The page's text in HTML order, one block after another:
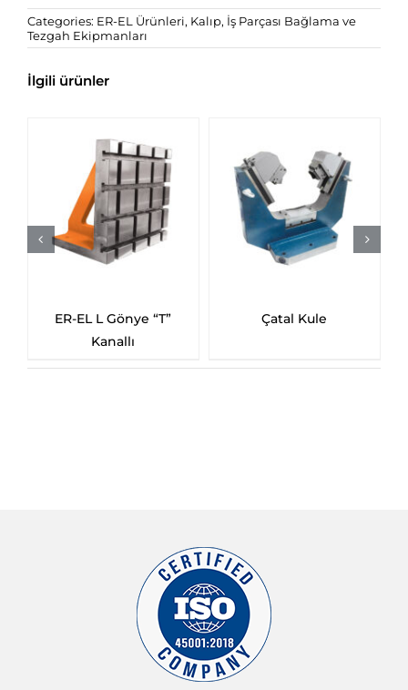
Categories: ER-EL Ürünleri, Kalıp, İş Parçası Bağlama ve
Tezgah Ekipmanları
İlgili ürünler
ER-EL L Gönye “T”
Kanallı
Çatal Kule